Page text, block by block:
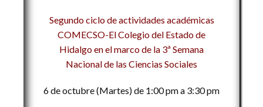
Segundo ciclo de actividades académicas
COMECSO-El Colegio del Estado de
Hidalgo en el marco de la 3ª Semana
Nacional de las Ciencias Sociales
6 de octubre (Martes) de 1:00 pm a 3:30 pm